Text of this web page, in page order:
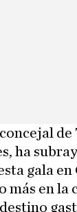
de
ha
gala en
más en la